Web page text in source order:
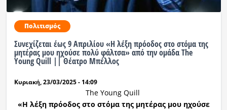
Πολιτισμός
Συνεχίζεται έως 9 Απριλίου «Η λέξη πρόοδος στο στόμα της
μητέρας μου ηχούσε πολύ φάλτσα» από την ομάδα The
Young Quill || Θέατρο Μπέλλος
Κυριακή, 23/03/2025 - 14:09
The Young Quill
«Η λέξη πρόοδος στο στόμα της μητέρας μου ηχούσε